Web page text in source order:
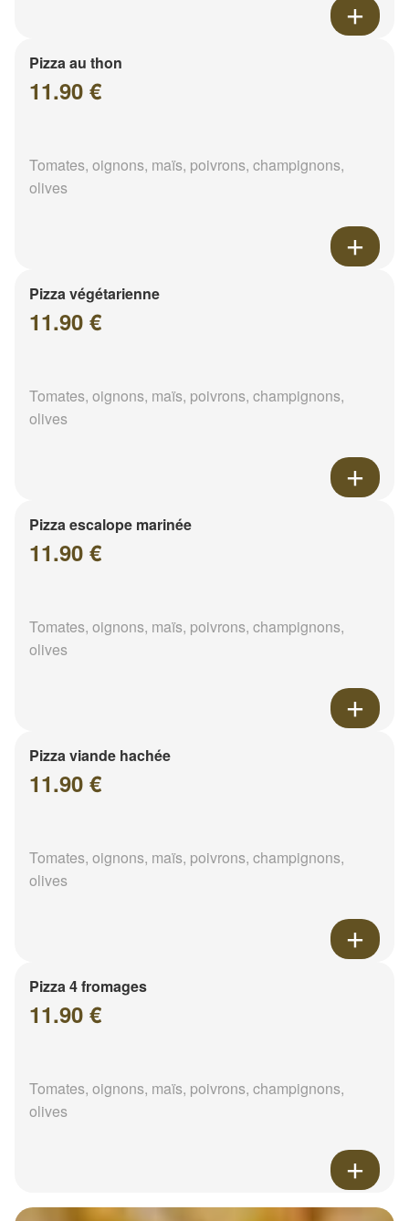
Pizza au thon
11.90 €
Tomates, oignons, maïs, poivrons, champignons,
olives
Pizza végétarienne
11.90 €
Tomates, oignons, maïs, poivrons, champignons,
olives
Pizza escalope marinée
11.90 €
Tomates, oignons, maïs, poivrons, champignons,
olives
Pizza viande hachée
11.90 €
Tomates, oignons, maïs, poivrons, champignons,
olives
Pizza 4 fromages
11.90 €
Tomates, oignons, maïs, poivrons, champignons,
olives